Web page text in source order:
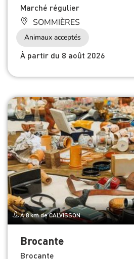
Marché régulier
SOMMIÈRES
Animaux acceptés
À partir du 8 août 2026
À 8 km de CALVISSON
Brocante
Brocante